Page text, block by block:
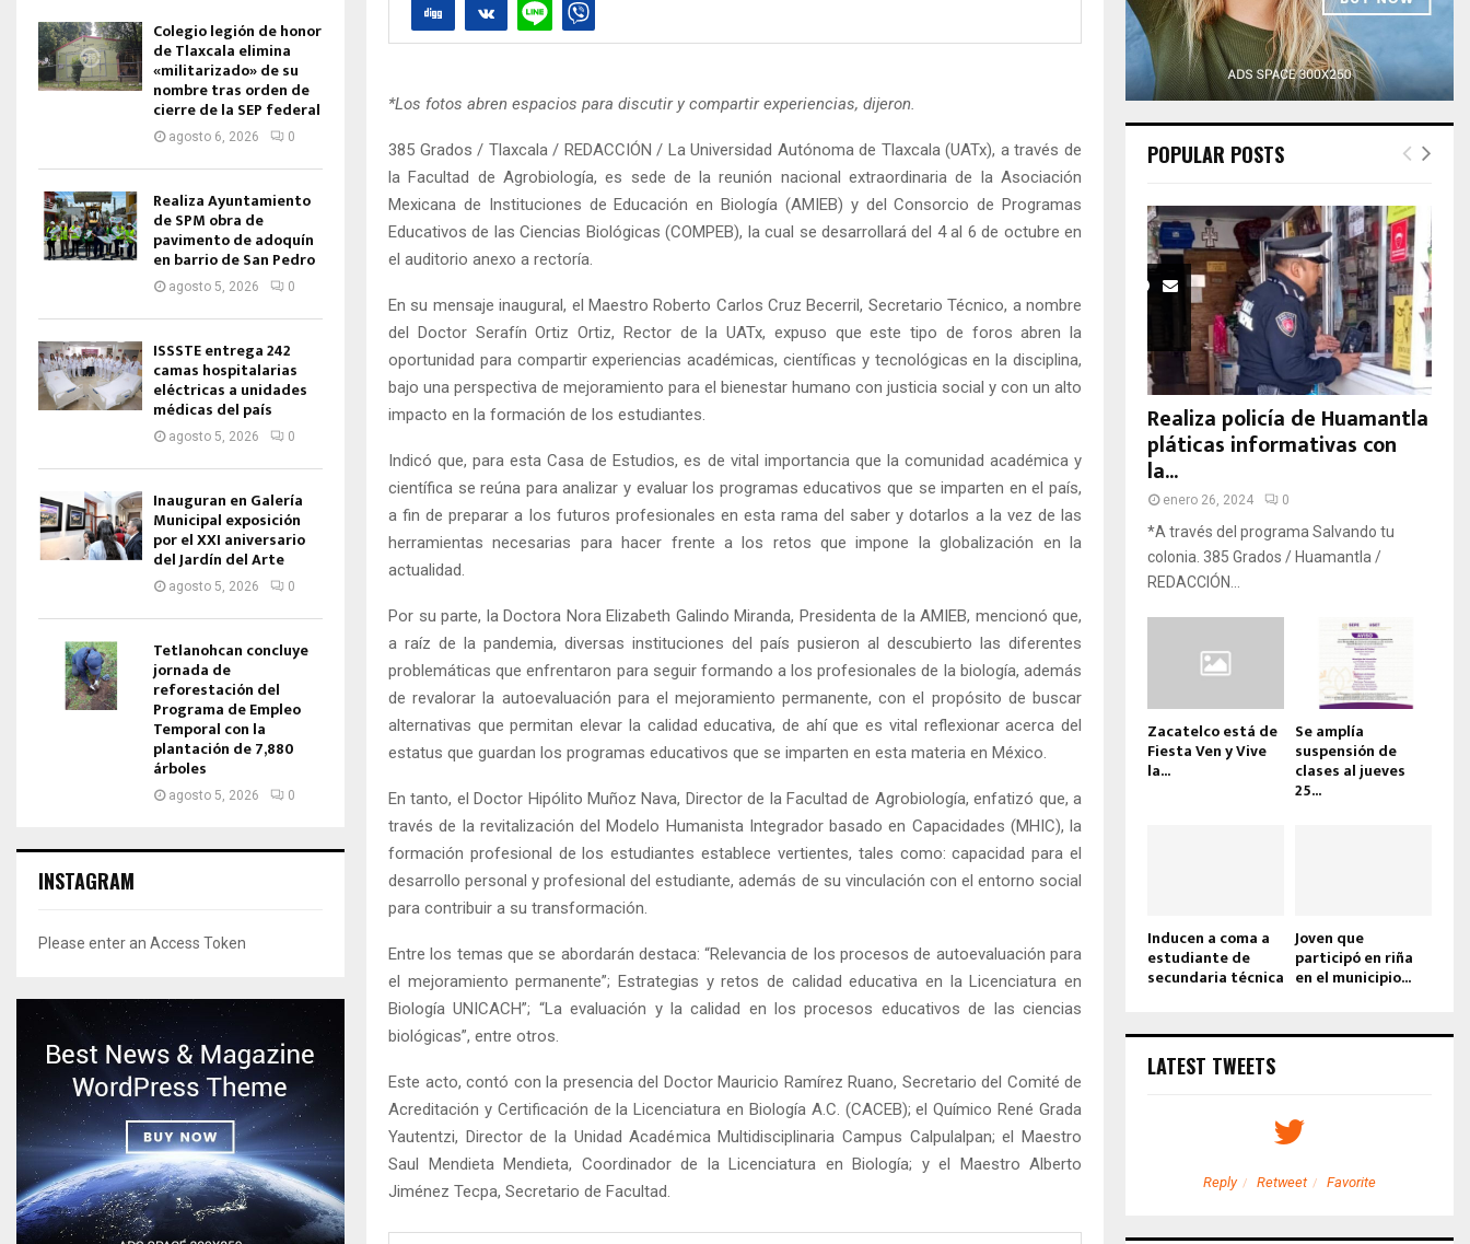
*Los fotos abren espacios para discutir y compartir experiencias, dijeron.
385 Grados / Tlaxcala / REDACCIÓN / La Universidad Autónoma de Tlaxcala (UATx), a través de
la Facultad de Agrobiología, es sede de la reunión nacional extraordinaria de la Asociación
Mexicana de Instituciones de Educación en Biología (AMIEB) y del Consorcio de Programas
Educativos de las Ciencias Biológicas (COMPEB), la cual se desarrollará del 4 al 6 de octubre en
el auditorio anexo a rectoría.
En su mensaje inaugural, el Maestro Roberto Carlos Cruz Becerril, Secretario Técnico, a nombre
del Doctor Serafín Ortiz Ortiz, Rector de la UATx, expuso que este tipo de foros abren la
oportunidad para compartir experiencias académicas, científicas y tecnológicas en la disciplina,
bajo una perspectiva de mejoramiento para el bienestar humano con justicia social y con un alto
impacto en la formación de los estudiantes.
Indicó que, para esta Casa de Estudios, es de vital importancia que la comunidad académica y
científica se reúna para analizar y evaluar los programas educativos que se imparten en el país,
a fin de preparar a los futuros profesionales en esta rama del saber y dotarlos a la vez de las
herramientas necesarias para hacer frente a los retos que impone la globalización en la
actualidad.
Por su parte, la Doctora Nora Elizabeth Galindo Miranda, Presidenta de la AMIEB, mencionó que,
a raíz de la pandemia, diversas instituciones del país pusieron al descubierto las diferentes
problemáticas que enfrentaron para seguir formando a los profesionales de la biología, además
de revalorar la autoevaluación para el mejoramiento permanente, con el propósito de buscar
alternativas que permitan elevar la calidad educativa, de ahí que es vital reflexionar acerca del
estatus que guardan los programas educativos que se imparten en esta materia en México.
En tanto, el Doctor Hipólito Muñoz Nava, Director de la Facultad de Agrobiología, enfatizó que, a
través de la revitalización del Modelo Humanista Integrador basado en Capacidades (MHIC), la
formación profesional de los estudiantes establece vertientes, tales como: capacidad para el
desarrollo personal y profesional del estudiante, además de su vinculación con el entorno social
para contribuir a su transformación.
Entre los temas que se abordarán destaca: “Relevancia de los procesos de autoevaluación para
el mejoramiento permanente”; Estrategias y retos de calidad educativa en la Licenciatura en
Biología UNICACH”; “La evaluación y la calidad en los procesos educativos de las ciencias
biológicas”, entre otros.
Este acto, contó con la presencia del Doctor Mauricio Ramírez Ruano, Secretario del Comité de
Acreditación y Certificación de la Licenciatura en Biología A.C. (CACEB); el Químico René Grada
Yautentzi, Director de la Unidad Académica Multidisciplinaria Campus Calpulalpan; el Maestro
Saul Mendieta Mendieta, Coordinador de la Licenciatura en Biología; y el Maestro Alberto
Jiménez Tecpa, Secretario de Facultad.
Colegio legión de honor
de Tlaxcala elimina
«militarizado» de su
nombre tras orden de
cierre de la SEP federal
agosto 6, 2026 0
Realiza Ayuntamiento
de SPM obra de
pavimento de adoquín
en barrio de San Pedro
agosto 5, 2026 0
ISSSTE entrega 242
camas hospitalarias
eléctricas a unidades
médicas del país
agosto 5, 2026 0
Inauguran en Galería
Municipal exposición
por el XXI aniversario
del Jardín del Arte
agosto 5, 2026 0
Tetlanohcan concluye
jornada de
reforestación del
Programa de Empleo
Temporal con la
plantación de 7,880
árboles
agosto 5, 2026 0
INSTAGRAM
Please enter an Access Token
POPULAR POSTS
Realiza policía de Huamantla
pláticas informativas con
la...
enero 26, 2024 0
*A través del programa Salvando tu
colonia. 385 Grados / Huamantla /
REDACCIÓN...
Zacatelco está de
Fiesta Ven y Vive
la...
Se amplía
suspensión de
clases al jueves
25...
Inducen a coma a
estudiante de
secundaria técnica
Joven que
participó en riña
en el municipio...
LATEST TWEETS
Reply Reply Retweet Favorite